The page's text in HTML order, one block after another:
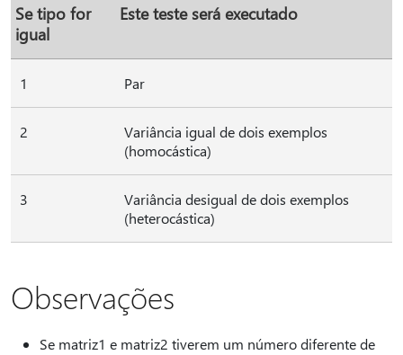
Se tipo for
igual
Este teste será executado
1 Par
2
Variância igual de dois exemplos
(homocástica)
3
Variância desigual de dois exemplos
(heterocástica)
Observações
Se matriz1 e matriz2 tiverem um número diferente de